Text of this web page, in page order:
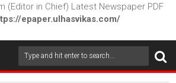
(Editor in Chief) Latest Newspaper PDF
epaper.ulhasvikas.com/